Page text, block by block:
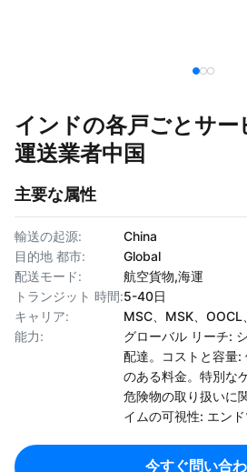
インドの各戸ごとサー
運送業者中国
主要な属性
輸送の起源:
China
目的地 都市:
Global
配送モード:
航空貨物,海運
トランジット 時間:5-40日
キャリア:
MSC、MSK、OOCL
能力:
グローバル リーチ:
配達。コストと容量:
のある料金。特別な
危険物の取り扱いに
イムの可視性: エンド
今すぐ問い合